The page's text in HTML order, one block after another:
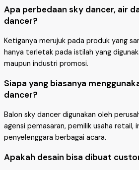
Apa perbedaan sky dancer, air
dancer?
Ketiganya merujuk pada produk yang
hanya terletak pada istilah yang
maupun industri promosi.
Siapa yang biasanya
dancer?
Balon sky dancer digunakan oleh
agensi pemasaran, pemilik usaha retail,
penyelenggara berbagai acara.
Apakah desain bisa dibuat